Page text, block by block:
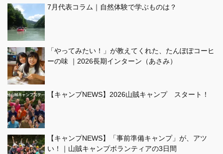
7月代表コラム｜自然体験で学ぶものは？
「やってみたい！」が教えてくれた、たんぽぽコーヒ
ーの味 ｜2026長期インターン（あさみ）
【キャンプNEWS】2026山賊キャンプ スタート！
【キャンプNEWS】「事前準備キャンプ」が、アツ
い！｜山賊キャンプボランティアの3日間